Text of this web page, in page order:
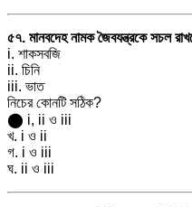
৫৭. মানবদেহ নামক জৈবযন্ত্রকে সচল
i. শাকসবজি
ii. চিনি
iii. ভাত
নিচের কোনটি সঠিক?
⬤ i, ii ও iii
খ. i ও ii
গ. i ও iii
ঘ. ii ও iii